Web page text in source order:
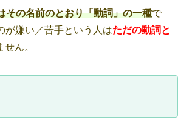
その名前のとおり「動詞」の一種で
が嫌い／苦手という人はただの動詞と
ん。